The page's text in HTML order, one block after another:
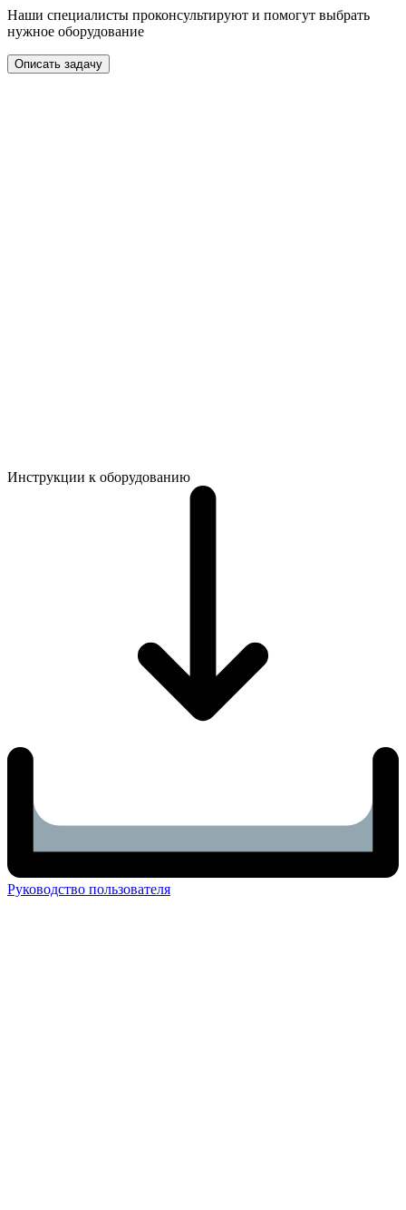
Наши специалисты проконсультируют и помогут выбрать
нужное оборудование
Описать задачу
Инструкции к оборудованию
Руководство пользователя